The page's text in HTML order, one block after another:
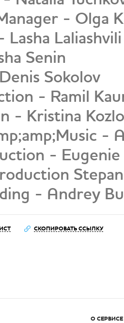
- Olga
Laliashvili
Senin
Sokolov
- Ramil
- Kristina
-
-
- Andrey
СКОПИРОВАТЬ ССЫЛКУ
О СЕРВИСЕ